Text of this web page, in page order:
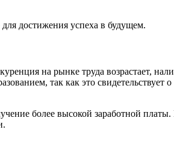
достижения успеха в будущем.
на рынке труда возрастает,
так как это свидетельствует
более высокой заработной